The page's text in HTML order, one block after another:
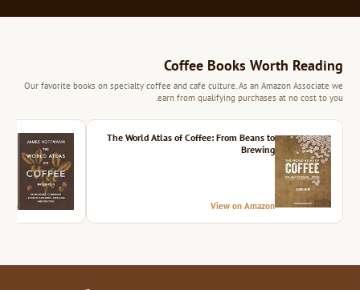
Coffee Books Worth Reading
Our favorite books on specialty coffee and cafe culture. As an Amazon Associate we
earn from qualifying purchases at no cost to you.
The World Atlas of Coffee: From Beans to
Brewing
View on Amazon